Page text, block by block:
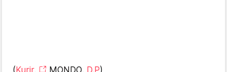
(Kurir, MONDO, D.P)